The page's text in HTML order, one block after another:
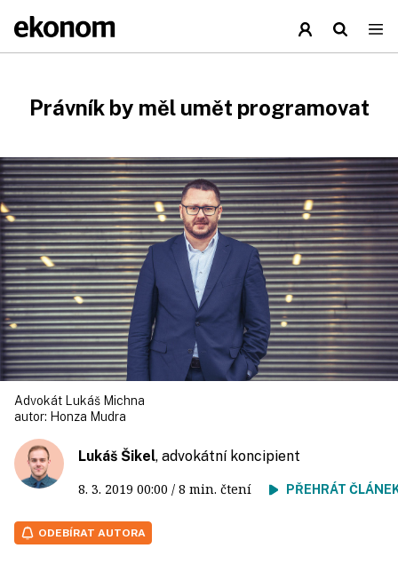
Právník by měl umět programovat
Advokát Lukáš Michna
autor: Honza Mudra
Lukáš Šikel, advokátní koncipient
8. 3. 2019 00:00 / 8 min. čtení PŘEHRÁT
ODEBÍRAT AUTORA